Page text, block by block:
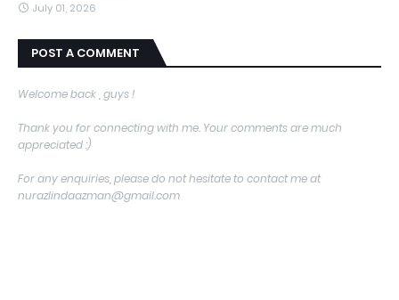
July 01, 2026
POST A COMMENT
Welcome back , guys !
Thank you for connecting with me. Your comments are much
appreciated :)
For any enquiries, please do not hesitate to contact me at
nurazlindaazman@gmail.com